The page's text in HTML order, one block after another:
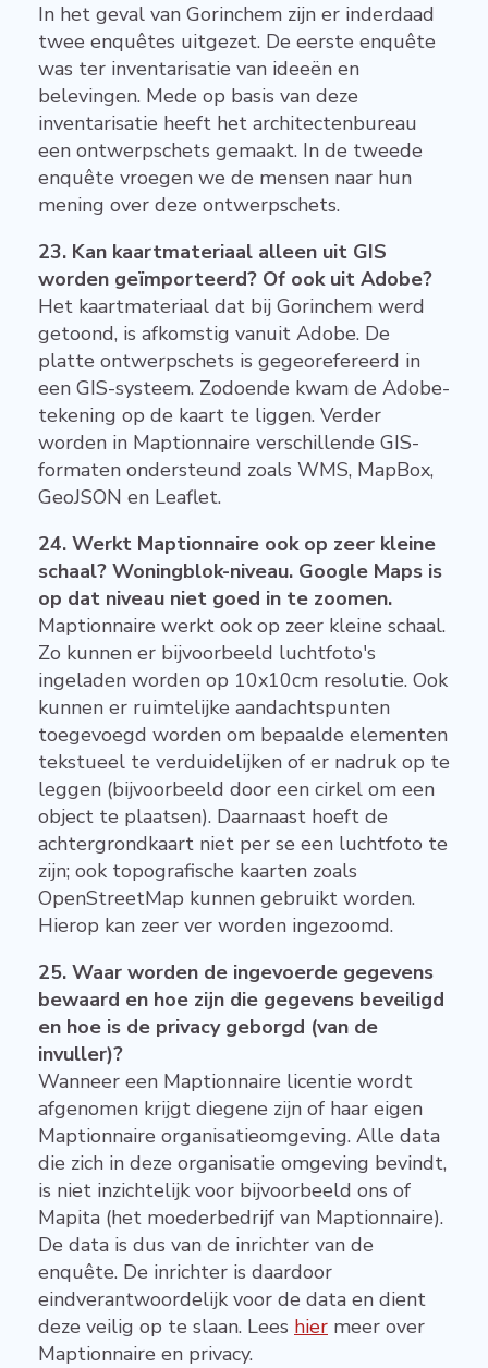
In het geval van Gorinchem zijn er inderdaad
twee enquêtes uitgezet. De eerste enquête
was ter inventarisatie van ideeën en
belevingen. Mede op basis van deze
inventarisatie heeft het architectenbureau
een ontwerpschets gemaakt. In de tweede
enquête vroegen we de mensen naar hun
mening over deze ontwerpschets.
23. Kan kaartmateriaal alleen uit GIS
worden geïmporteerd? Of ook uit Adobe?
Het kaartmateriaal dat bij Gorinchem werd
getoond, is afkomstig vanuit Adobe. De
platte ontwerpschets is gegeorefereerd in
een GIS-systeem. Zodoende kwam de Adobe-
tekening op de kaart te liggen. Verder
worden in Maptionnaire verschillende GIS-
formaten ondersteund zoals WMS, MapBox,
GeoJSON en Leaflet.
24. Werkt Maptionnaire ook op zeer kleine
schaal? Woningblok-niveau. Google Maps is
op dat niveau niet goed in te zoomen.
Maptionnaire werkt ook op zeer kleine schaal.
Zo kunnen er bijvoorbeeld luchtfoto's
ingeladen worden op 10x10cm resolutie. Ook
kunnen er ruimtelijke aandachtspunten
toegevoegd worden om bepaalde elementen
tekstueel te verduidelijken of er nadruk op te
leggen (bijvoorbeeld door een cirkel om een
object te plaatsen). Daarnaast hoeft de
achtergrondkaart niet per se een luchtfoto te
zijn; ook topografische kaarten zoals
OpenStreetMap kunnen gebruikt worden.
Hierop kan zeer ver worden ingezoomd.
25. Waar worden de ingevoerde gegevens
bewaard en hoe zijn die gegevens beveiligd
en hoe is de privacy geborgd (van de
invuller)?
Wanneer een Maptionnaire licentie wordt
afgenomen krijgt diegene zijn of haar eigen
Maptionnaire organisatieomgeving. Alle data
die zich in deze organisatie omgeving bevindt,
is niet inzichtelijk voor bijvoorbeeld ons of
Mapita (het moederbedrijf van Maptionnaire).
De data is dus van de inrichter van de
enquête. De inrichter is daardoor
eindverantwoordelijk voor de data en dient
deze veilig op te slaan. Lees hier meer over
Maptionnaire en privacy.